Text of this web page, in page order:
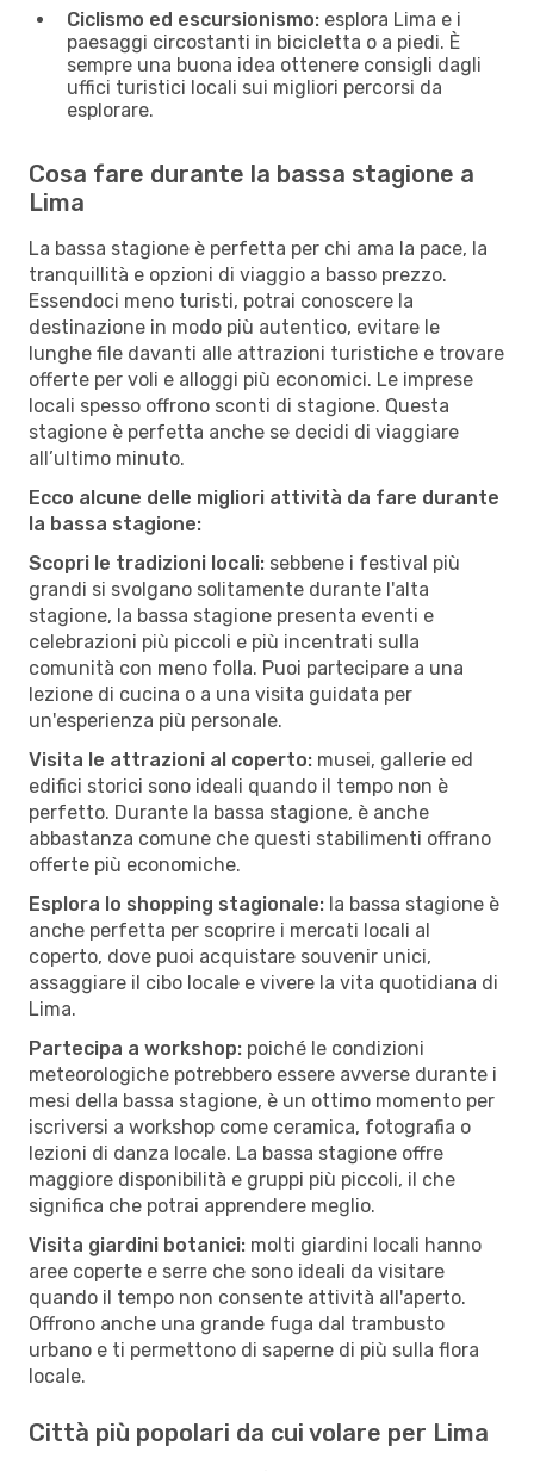
Ciclismo ed escursionismo: esplora Lima e i
paesaggi circostanti in bicicletta o a piedi. È
sempre una buona idea ottenere consigli dagli
uffici turistici locali sui migliori percorsi da
esplorare.
Cosa fare durante la bassa stagione a
Lima
La bassa stagione è perfetta per chi ama la pace, la
tranquillità e opzioni di viaggio a basso prezzo.
Essendoci meno turisti, potrai conoscere la
destinazione in modo più autentico, evitare le
lunghe file davanti alle attrazioni turistiche e trovare
offerte per voli e alloggi più economici. Le imprese
locali spesso offrono sconti di stagione. Questa
stagione è perfetta anche se decidi di viaggiare
all’ultimo minuto.
Ecco alcune delle migliori attività da fare durante
la bassa stagione:
Scopri le tradizioni locali: sebbene i festival più
grandi si svolgano solitamente durante l'alta
stagione, la bassa stagione presenta eventi e
celebrazioni più piccoli e più incentrati sulla
comunità con meno folla. Puoi partecipare a una
lezione di cucina o a una visita guidata per
un'esperienza più personale.
Visita le attrazioni al coperto: musei, gallerie ed
edifici storici sono ideali quando il tempo non è
perfetto. Durante la bassa stagione, è anche
abbastanza comune che questi stabilimenti offrano
offerte più economiche.
Esplora lo shopping stagionale: la bassa stagione è
anche perfetta per scoprire i mercati locali al
coperto, dove puoi acquistare souvenir unici,
assaggiare il cibo locale e vivere la vita quotidiana di
Lima.
Partecipa a workshop: poiché le condizioni
meteorologiche potrebbero essere avverse durante i
mesi della bassa stagione, è un ottimo momento per
iscriversi a workshop come ceramica, fotografia o
lezioni di danza locale. La bassa stagione offre
maggiore disponibilità e gruppi più piccoli, il che
significa che potrai apprendere meglio.
Visita giardini botanici: molti giardini locali hanno
aree coperte e serre che sono ideali da visitare
quando il tempo non consente attività all'aperto.
Offrono anche una grande fuga dal trambusto
urbano e ti permettono di saperne di più sulla flora
locale.
Città più popolari da cui volare per Lima